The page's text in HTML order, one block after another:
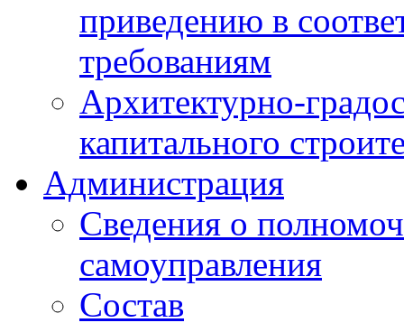
приведению в
требованиям
Архитектурно-
капитального
Администрация
Сведения о
самоуправления
Состав